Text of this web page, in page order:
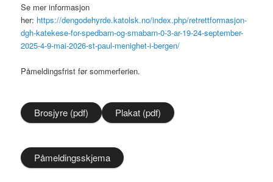
Se mer informasjon
her: https://dengodehyrde.katolsk.no/index.php/retrettformasjon-
dgh-katekese-for-spedbarn-og-smabarn-0-3-ar-19-24-september-
2025-4-9-mai-2026-st-paul-menighet-i-bergen/
Påmeldingsfrist før sommerferien.
Brosjyre (pdf) Plakat (pdf)
Påmeldingsskjema